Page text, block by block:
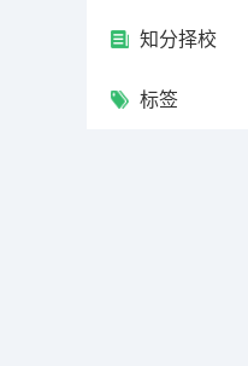
知分择校
标签